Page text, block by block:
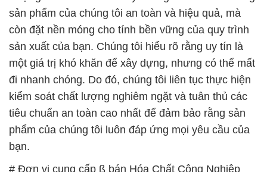
đi nhanh chóng. Do đó, chúng tôi liên tục thực hiện
kiểm soát chất lượng nghiêm ngặt và tuân thủ các
tiêu chuẩn an toàn cao nhất để đảm bảo rằng sản
phẩm của chúng tôi luôn đáp ứng mọi yêu cầu của
bạn.
# Đơn vị cung cấp ß bán Hóa Chất Công Nghiệp
Hóa chất NaOH Khô Ø Xút NaOH Vảy
# Nơi chuyên thương mại | phân phối Hóa Chất
Công Nghiệp Hóa chất NaOH Khô Ø Xút NaOH Vảy
# Nhà thương mại ∩ cung cấp Hóa Chất Công